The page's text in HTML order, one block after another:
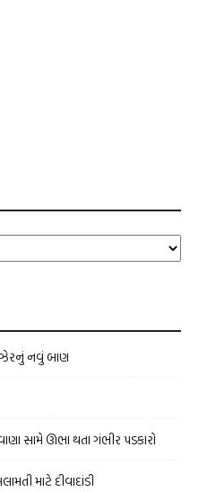
ઝેરનું નવું બાણ
સામે ઊભા થતા ગંભીર પડકારો
માટે દીવાદાંડી